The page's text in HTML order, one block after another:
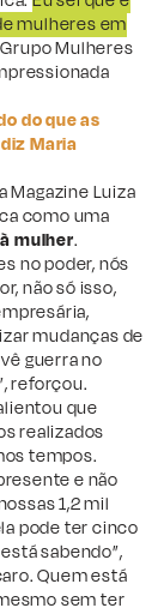
mulheres em
Mulheres
do que as
Maria
Luiza
como uma
mulher.
no poder, nós
não só isso,
mudanças de
guerra no
reforçou.
que
realizados
tempos.
e não
1,2 mil
pode ter cinco
sabendo”,
Quem está
sem ter